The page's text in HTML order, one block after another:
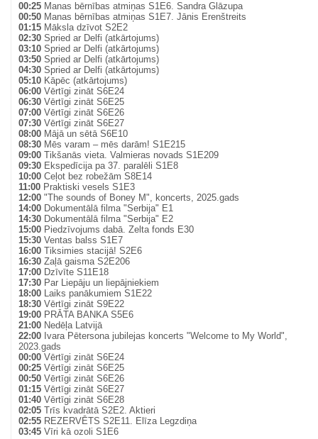
00:25 Manas bērnības atmiņas S1E6. Sandra Glāzupa
00:50 Manas bērnības atmiņas S1E7. Jānis Erenštreits
01:15 Māksla dzīvot S2E2
02:30 Spried ar Delfi (atkārtojums)
03:10 Spried ar Delfi (atkārtojums)
03:50 Spried ar Delfi (atkārtojums)
04:30 Spried ar Delfi (atkārtojums)
05:10 Kāpēc (atkārtojums)
06:00 Vērtīgi zināt S6E24
06:30 Vērtīgi zināt S6E25
07:00 Vērtīgi zināt S6E26
07:30 Vērtīgi zināt S6E27
08:00 Mājā un sētā S6E10
08:30 Mēs varam – mēs darām! S1E215
09:00 Tikšanās vieta. Valmieras novads S1E209
09:30 Ekspedīcija pa 37. paralēli S1E8
10:00 Ceļot bez robežām S8E14
11:00 Praktiski vesels S1E3
12:00 "The sounds of Boney M", koncerts, 2025.gads
14:00 Dokumentālā filma "Serbija" E1
14:30 Dokumentālā filma "Serbija" E2
15:00 Piedzīvojums dabā. Zelta fonds E30
15:30 Ventas balss S1E7
16:00 Tiksimies stacijā! S2E6
16:30 Zaļā gaisma S2E206
17:00 Dzīvīte S11E18
17:30 Par Liepāju un liepājniekiem
18:00 Laiks panākumiem S1E22
18:30 Vērtīgi zināt S9E22
19:00 PRĀTA BANKA S5E6
21:00 Nedēļa Latvijā
22:00 Ivara Pētersona jubilejas koncerts "Welcome to My World",
2023.gads
00:00 Vērtīgi zināt S6E24
00:25 Vērtīgi zināt S6E25
00:50 Vērtīgi zināt S6E26
01:15 Vērtīgi zināt S6E27
01:40 Vērtīgi zināt S6E28
02:05 Trīs kvadrātā S2E2. Aktieri
02:55 REZERVĒTS S2E11. Elīza Legzdiņa
03:45 Vīri kā ozoli S1E6